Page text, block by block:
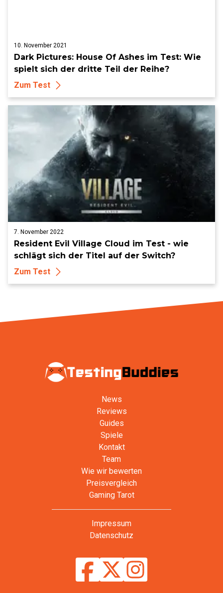
10. November 2021
Dark Pictures: House Of Ashes im Test: Wie
spielt sich der dritte Teil der Reihe?
Zum Test
7. November 2022
Resident Evil Village Cloud im Test - wie
schlägt sich der Titel auf der Switch?
Zum Test
News
Reviews
Guides
Spiele
Kontakt
Team
Wie wir bewerten
Preisvergleich
Gaming Tarot
Impressum
Datenschutz